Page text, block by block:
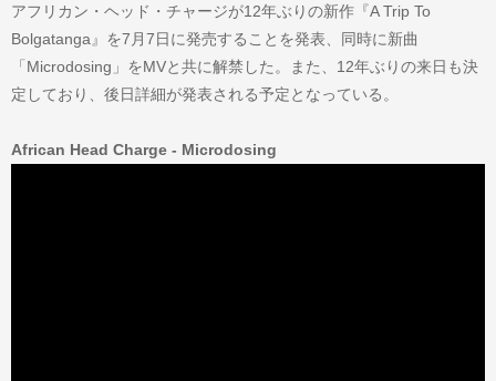
アフリカン・ヘッド・チャージが12年ぶりの新作『A Trip To
Bolgatanga』を7月7日に発売することを発表、同時に新曲
「Microdosing」をMVと共に解禁した。また、12年ぶりの来日も決
定しており、後日詳細が発表される予定となっている。
African Head Charge - Microdosing